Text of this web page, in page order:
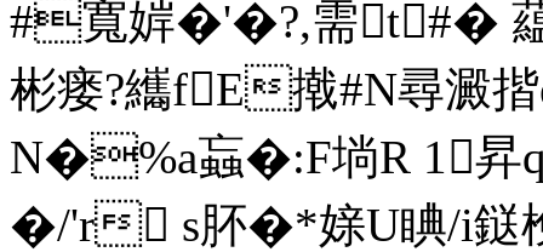
#寬婩�'�?,需t#�
彬瘘?纗fE撠#N尋澱
N�%a蝱�:F埫R 1昇
�/'r s肧�*媇U睓/i鎹